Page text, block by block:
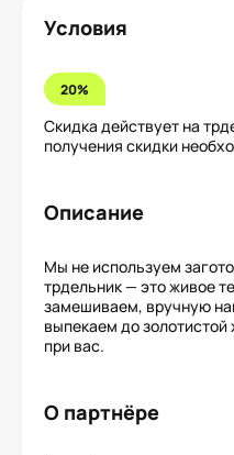
Условия
20%
Скидка действует на
получения скидки
Описание
Мы не используем
трдельник — это живое
замешиваем, вручную
выпекаем до
при вас.
О партнёре